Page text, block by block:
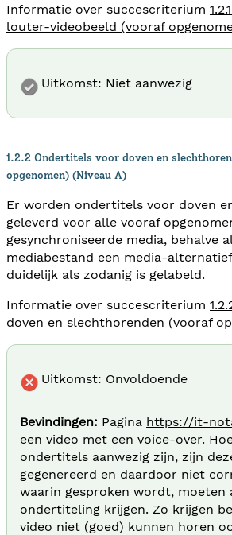
Informatie over succescriterium
louter-videobeeld (vooraf
Uitkomst: Niet aanwezig
1.2.2 Ondertitels voor doven en
opgenomen) (Niveau A)
Er worden ondertitels voor doven
geleverd voor alle vooraf
gesynchroniseerde media, behalve
mediabestand een media-
duidelijk als zodanig is gelabeld.
Informatie over succescriterium
doven en slechthorenden (vooraf
Uitkomst: Onvoldoende
Bevindingen: Pagina https://it-
een video met een voice-over.
ondertitels aanwezig zijn, zijn
gegenereerd en daardoor niet
waarin gesproken wordt, moeten
ondertiteling krijgen. Zo krijgen
video niet (goed) kunnen horen